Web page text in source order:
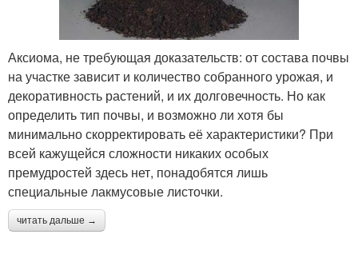
Аксиома, не требующая доказательств: от состава почвы
на участке зависит и количество собранного урожая, и
декоративность растений, и их долговечность. Но как
определить тип почвы, и возможно ли хотя бы
минимально скорректировать её характеристики? При
всей кажущейся сложности никаких особых
премудростей здесь нет, понадобятся лишь
специальные лакмусовые листочки.
читать дальше →